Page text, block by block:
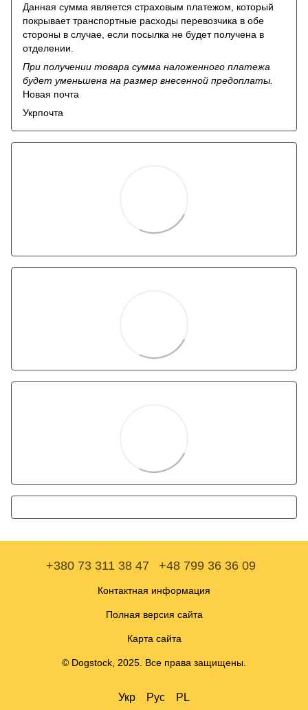
Данная сумма является страховым платежом, который
покрывает транспортные расходы перевозчика в обе
стороны в случае, если посылка не будет получена в
отделении.
При получении товара сумма наложенного платежа
будет уменьшена на размер внесенной предоплаты.
Новая почта
Укрпочта
+380 73 311 38 47 +48 799 36 36 09
Контактная информация
Полная версия сайта
Карта сайта
© Dogstock, 2025. Все права защищены.
Укр Рус PL